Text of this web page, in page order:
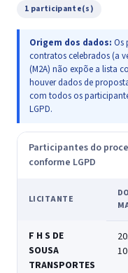
1 participante(s)
Origem dos dados: Os
contratos celebrados (a
(M2A) não expõe a lista
houver dados de
com todos os
LGPD.
Participantes do
conforme LGPD
LICITANTE
F H S DE
SOUSA
TRANSPORTES
10